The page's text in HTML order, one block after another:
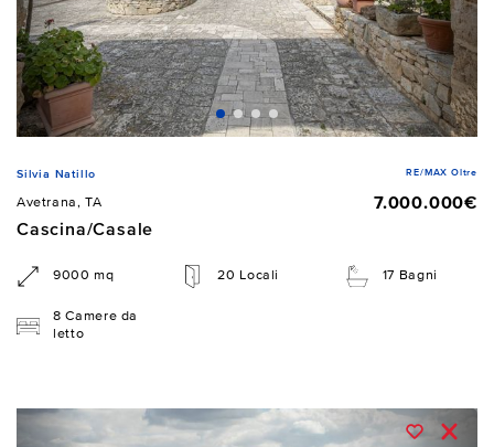
Silvia Natillo RE/MAX Oltre
Avetrana, TA
7.000.000€
Cascina/Casale
9000 mq 20 Locali 17 Bagni
8 Camere da
letto